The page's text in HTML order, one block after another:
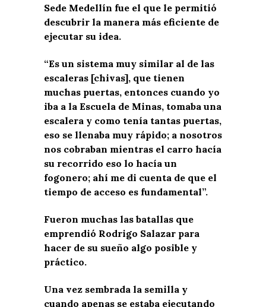
Sede Medellín fue el que le permitió
descubrir la manera más eficiente de
ejecutar su idea.
“Es un sistema muy similar al de las
escaleras [chivas], que tienen
muchas puertas, entonces cuando yo
iba a la Escuela de Minas, tomaba una
escalera y como tenía tantas puertas,
eso se llenaba muy rápido; a nosotros
nos cobraban mientras el carro hacía
su recorrido eso lo hacía un
fogonero; ahí me di cuenta de que el
tiempo de acceso es fundamental”.
Fueron muchas las batallas que
emprendió Rodrigo Salazar para
hacer de su sueño algo posible y
práctico.
Una vez sembrada la semilla y
cuando apenas se estaba ejecutando